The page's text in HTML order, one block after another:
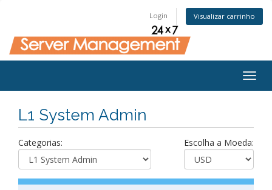
Login Visualizar carrinho
L1 System Admin
Categorias: Escolha a Moeda: